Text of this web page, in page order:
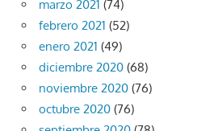
marzo 2021 (74)
febrero 2021 (52)
enero 2021 (49)
diciembre 2020 (68)
noviembre 2020 (76)
octubre 2020 (76)